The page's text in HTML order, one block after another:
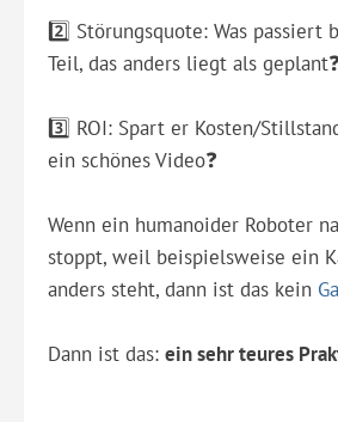
2️⃣ Störungsquote: Was passiert
Teil, das anders liegt als geplant❓
3️⃣ ROI: Spart er Kosten/
ein schönes Video❓
Wenn ein humanoider Roboter
stoppt, weil beispielsweise ein
anders steht, dann ist das kein
Dann ist das: ein sehr teures